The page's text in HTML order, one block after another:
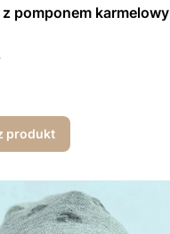
pomponem karmelowy
produkt